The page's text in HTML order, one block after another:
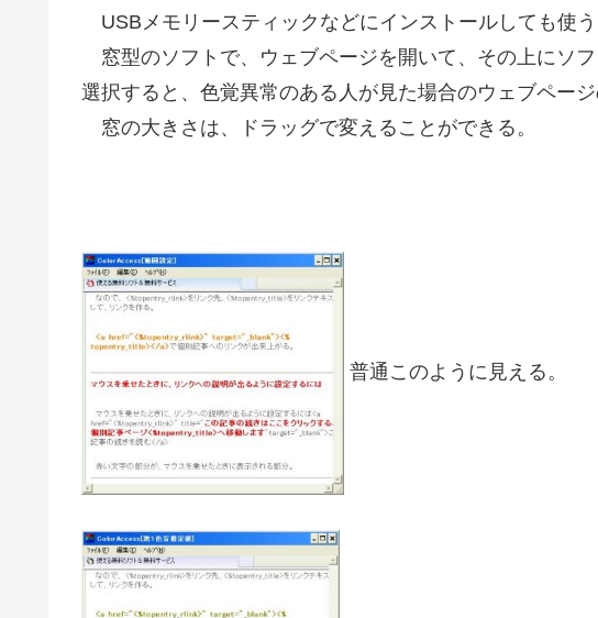
USBメモリースティックなどにインストールしても使う
窓型のソフトで、ウェブページを開いて、その上にソ
選択すると、色覚異常のある人が見た場合のウェブペー
窓の大きさは、ドラッグで変えることができる。
普通このように見える。